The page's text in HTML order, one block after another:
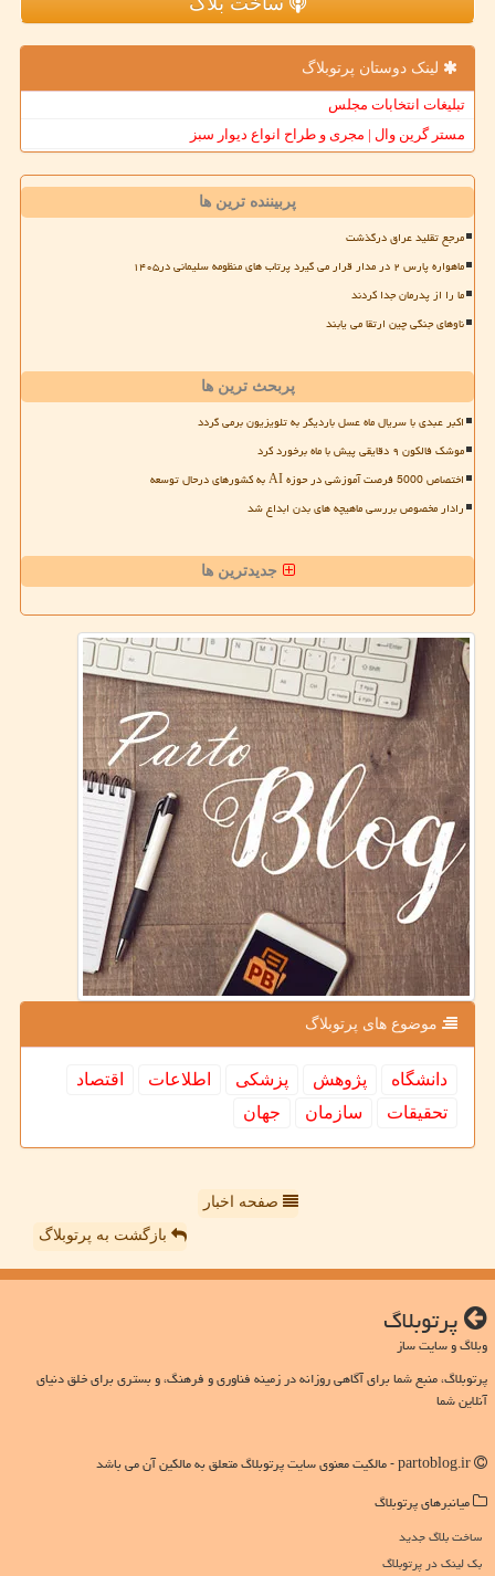
لینک دوستان پرتوبلاگ
تبلیغات انتخابات مجلس
مستر گرین وال | مجری و طراح انواع دیوار سبز
پربیننده ترین ها
مرجع تقلید عراق درگذشت
ماهواره پارس ۲ در مدار قرار می گیرد پرتاب های منظومه سلیمانی در۱۴۰۵
ما را از پدرمان جدا کردند
ناوهای جنگی چین ارتقا می یابند
پربحث ترین ها
اکبر عبدی با سریال ماه عسل باردیگر به تلویزیون برمی گردد
موشک فالکون ۹ دقایقی پیش با ماه برخورد کرد
اختصاص 5000 فرصت آموزشی در حوزه AI به کشورهای درحال توسعه
رادار مخصوص بررسی ماهیچه های بدن ابداع شد
جدیدترین ها
موضوع های پرتوبلاگ
دانشگاه پژوهش پزشكی اطلاعات
اقتصاد
تحقیقات
سازمان جهان
صفحه اخبار
بازگشت به پرتوبلاگ
پرتوبلاگ
وبلاگ و سایت ساز
پرتوبلاگ، منبع شما برای آگاهی روزانه در زمینه فناوری و فرهنگ، و بستری برای خلق دنیای
آنلاین شما
میانبرهای پرتوبلاگ
ساخت بلاگ جدید
بک لینک در پرتوبلاگ